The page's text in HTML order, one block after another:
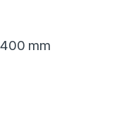
mm